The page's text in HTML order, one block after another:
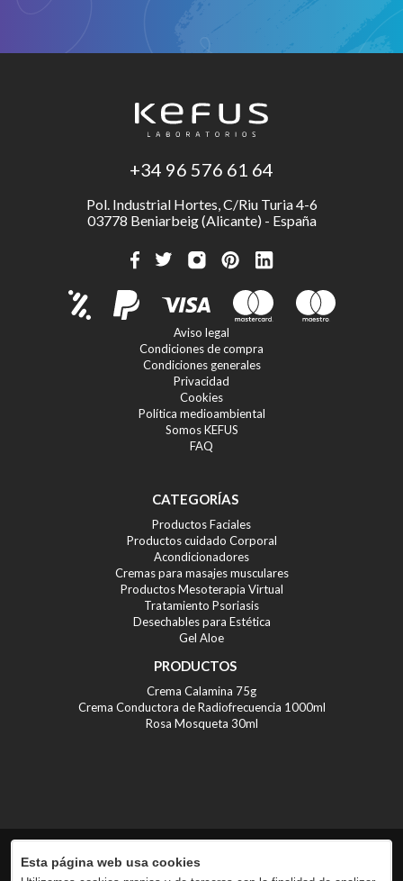
+34 96 576 61 64
Pol. Industrial Hortes, C/Riu Turia 4-6
03778 Beniarbeig (Alicante) - España
Aviso legal
Condiciones de compra
Condiciones generales
Privacidad
Cookies
Política medioambiental
Somos KEFUS
FAQ
CATEGORÍAS
Productos Faciales
Productos cuidado Corporal
Acondicionadores
Cremas para masajes musculares
Productos Mesoterapia Virtual
Tratamiento Psoriasis
Desechables para Estética
Gel Aloe
PRODUCTOS
Crema Calamina 75g
Crema Conductora de Radiofrecuencia 1000ml
Rosa Mosqueta 30ml
Esta página web usa cookies